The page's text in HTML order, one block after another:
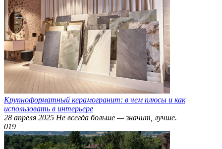
Крупноформатный керамогранит: в чем плюсы и как
использовать в интерьере
28 апреля 2025 Не всегда больше — значит, лучше.
019